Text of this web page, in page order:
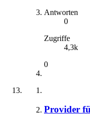
Antworten
0
Zugriffe
4,3k
0
Provider